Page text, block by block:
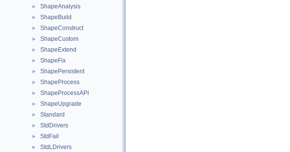
► ShapeAnalysis
► ShapeBuild
► ShapeConstruct
► ShapeCustom
► ShapeExtend
► ShapeFix
► ShapePersistent
► ShapeProcess
► ShapeProcessAPI
► ShapeUpgrade
► Standard
► StdDrivers
► StdFail
► StdLDrivers